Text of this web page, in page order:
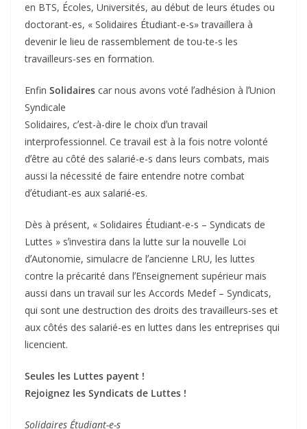
en BTS, Écoles, Universités, au début de leurs études ou
doctorant-es, « Solidaires Étudiant-e-s» travaillera à
devenir le lieu de rassemblement de tou-te-s les
travailleurs-ses en formation.
Enfin Solidaires car nous avons voté lʼadhésion à lʼUnion
Syndicale
Solidaires, cʼest-à-dire le choix dʼun travail
interprofessionnel. Ce travail est à la fois notre volonté
dʼêtre au côté des salarié-e-s dans leurs combats, mais
aussi la nécessité de faire entendre notre combat
dʼétudiant-es aux salarié-es.
Dès à présent, « Solidaires Étudiant-e-s – Syndicats de
Luttes » sʼinvestira dans la lutte sur la nouvelle Loi
dʼAutonomie, simulacre de lʼancienne LRU, les luttes
contre la précarité dans lʼEnseignement supérieur mais
aussi dans un travail sur les Accords Medef – Syndicats,
qui sont une destruction des droits des travailleurs-ses et
aux côtés des salarié-es en luttes dans les entreprises qui
licencient.
Seules les Luttes payent !
Rejoignez les Syndicats de Luttes !
Solidaires Étudiant-e-s